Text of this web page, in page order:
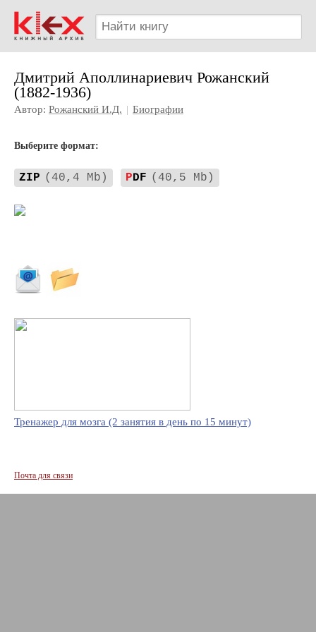
Дмитрий Аполлинариевич Рожанский
(1882-1936)
Автор: Рожанский И.Д. | Биографии
Выберите формат:
ZIP (40,4 Mb) PDF (40,5 Mb)
Тренажер для мозга (2 занятия в день по 15 минут)
Почта для связи